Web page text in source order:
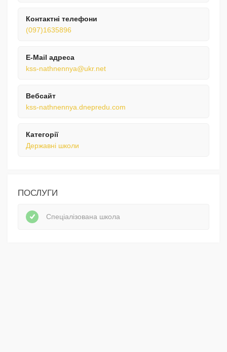
Контактні телефони
(097)1635896
E-Mail адреса
kss-nathnennya@ukr.net
Вебсайт
kss-nathnennya.dnepredu.com
Категорії
Державні школи
ПОСЛУГИ
Спеціалізована школа